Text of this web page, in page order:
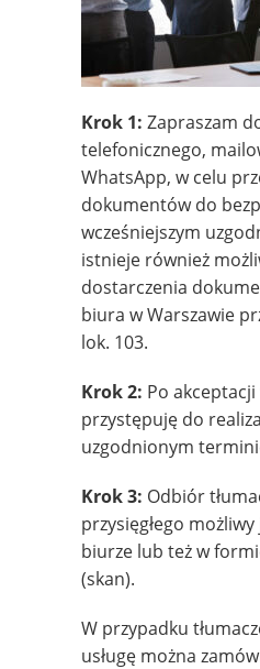
Krok 1: Zapraszam
telefonicznego,
WhatsApp, w celu
dokumentów do
wcześniejszym
istnieje również
dostarczenia
biura w Warszawie
lok. 103.
Krok 2: Po akceptacji
przystępuję do
uzgodnionym
Krok 3: Odbiór
przysięgłego
biurze lub też w
(skan).
W przypadku
usługę można